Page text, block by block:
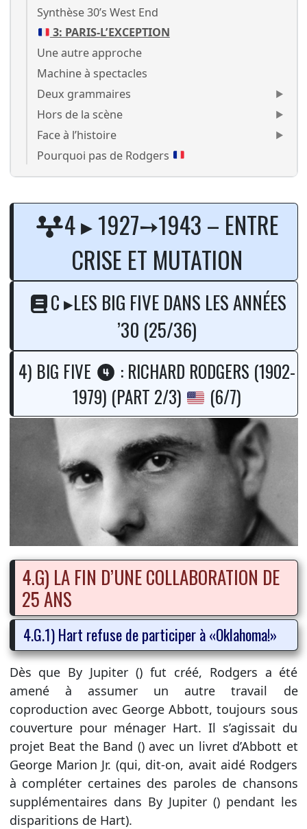
Synthèse 30’s West End
3: PARIS-L’EXCEPTION
Une autre approche
Machine à spectacles
Deux grammaires
Hors de la scène
Face à l’histoire
Pourquoi pas de Rodgers
Richard Rodgers Fin
4 ▸ 1927➙1943 – ENTRE
CRISE ET MUTATION
C ▸LES BIG FIVE DANS LES ANNÉES
’30 (25/36)
4) BIG FIVE
: RICHARD RODGERS (1902-
1979) (PART 2/3)
(6/7)
4.G) LA FIN D’UNE COLLABORATION DE
25 ANS
4.G.1) Hart refuse de participer à «Oklahoma!»
Dès que By Jupiter () fut créé, Rodgers a été
amené à assumer un autre travail de
coproduction avec George Abbott, toujours sous
couverture pour ménager Hart. Il s’agissait du
projet Beat the Band () avec un livret d’Abbott et
George Marion Jr. (qui, dit-on, avait aidé Rodgers
à compléter certaines des paroles de chansons
supplémentaires dans By Jupiter () pendant les
disparitions de Hart).